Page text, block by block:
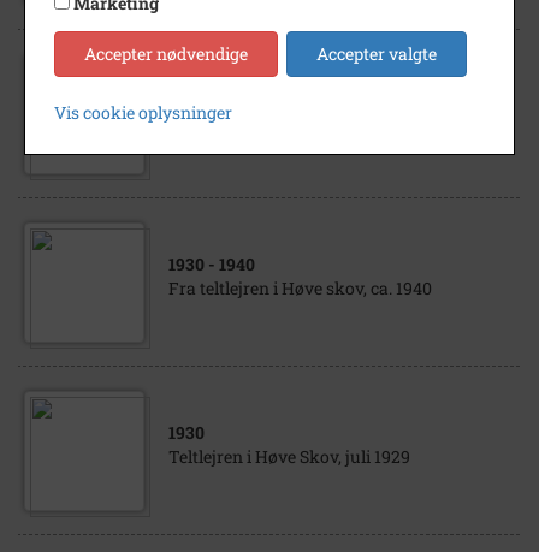
Teltlejren i Høve Skov, sommeren 1930
1930 - 1940
Fra teltlejren i Høve skov, ca. 1940
1930
Teltlejren i Høve Skov, juli 1929
Accepter nødvendige Accepter valgte
Vis cookie oplysninger